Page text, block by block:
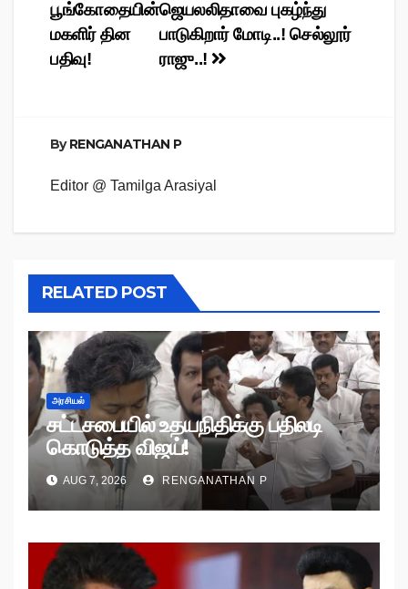
ஜெயலலிதாவை புகழ்ந்து
பாடுகிறார் மோடி..! செல்லூர்
ராஜு..!
பூங்கோதையின்
மகளிர் தின
பதிவு!
ByRENGANATHAN P
Editor @ Tamilga Arasiyal
RELATED POST
அரசியல்
சட்டசபையில் உதயநிதிக்கு பதிலடி
கொடுத்த விஜய்!
AUG 7, 2026 RENGANATHAN P